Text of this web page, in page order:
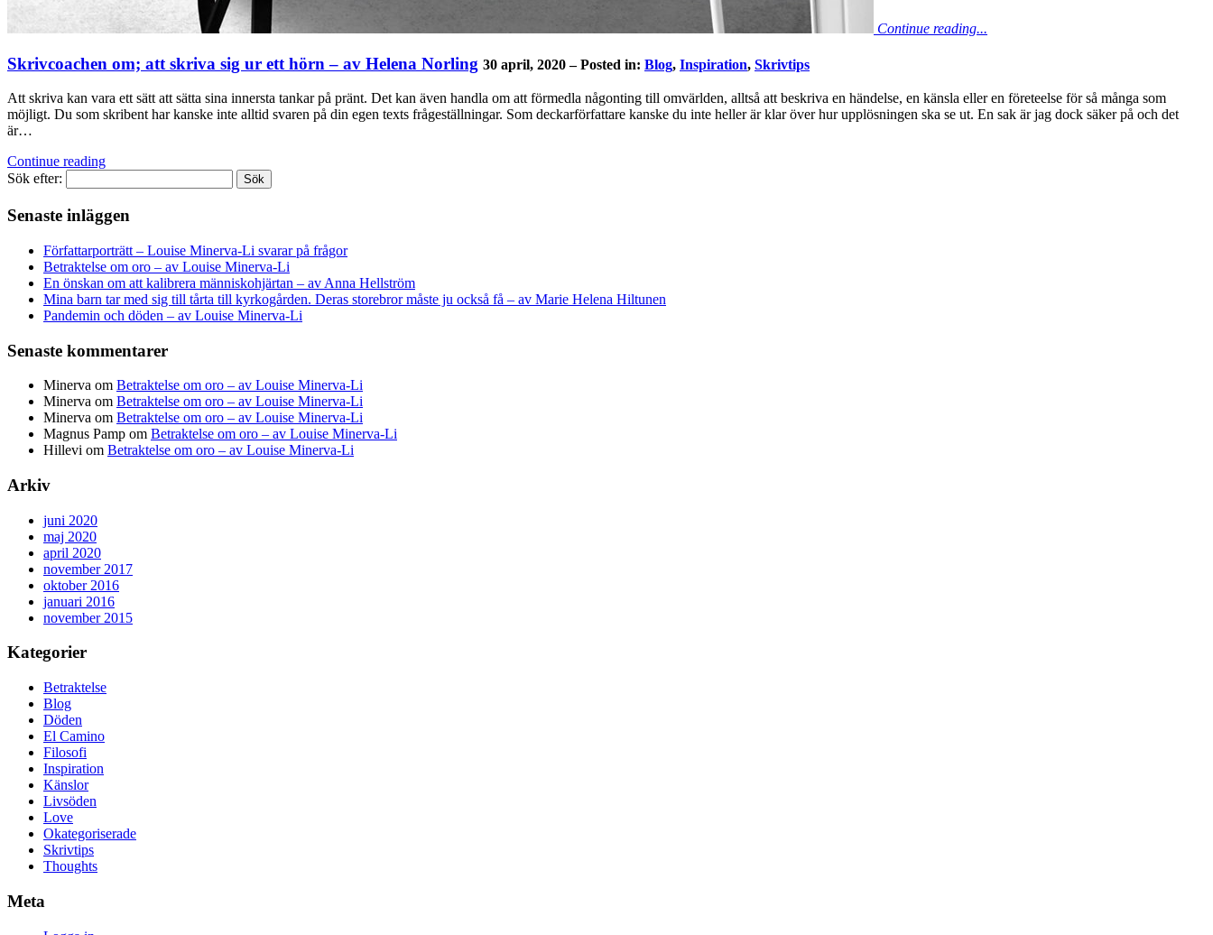
Continue reading...
Skrivcoachen om; att skriva sig ur ett hörn – av Helena Norling 30 april, 2020 – Posted in: Blog, Inspiration, Skrivtips
Att skriva kan vara ett sätt att sätta sina innersta tankar på pränt. Det kan även handla om att förmedla någonting till omvärlden, alltså att beskriva en händelse, en känsla eller en företeelse för så många som
möjligt. Du som skribent har kanske inte alltid svaren på din egen texts frågeställningar. Som deckarförfattare kanske du inte heller är klar över hur upplösningen ska se ut. En sak är jag dock säker på och det
är…
Continue reading
Sök efter:
Senaste inläggen
Författarporträtt – Louise Minerva-Li svarar på frågor
Betraktelse om oro – av Louise Minerva-Li
En önskan om att kalibrera människohjärtan – av Anna Hellström
Mina barn tar med sig till tårta till kyrkogården. Deras storebror måste ju också få – av Marie Helena Hiltunen
Pandemin och döden – av Louise Minerva-Li
Senaste kommentarer
Minerva om Betraktelse om oro – av Louise Minerva-Li
Minerva om Betraktelse om oro – av Louise Minerva-Li
Minerva om Betraktelse om oro – av Louise Minerva-Li
Magnus Pamp om Betraktelse om oro – av Louise Minerva-Li
Hillevi om Betraktelse om oro – av Louise Minerva-Li
Arkiv
juni 2020
maj 2020
april 2020
november 2017
oktober 2016
januari 2016
november 2015
Kategorier
Betraktelse
Blog
Döden
El Camino
Filosofi
Inspiration
Känslor
Livsöden
Love
Okategoriserade
Skrivtips
Thoughts
Meta